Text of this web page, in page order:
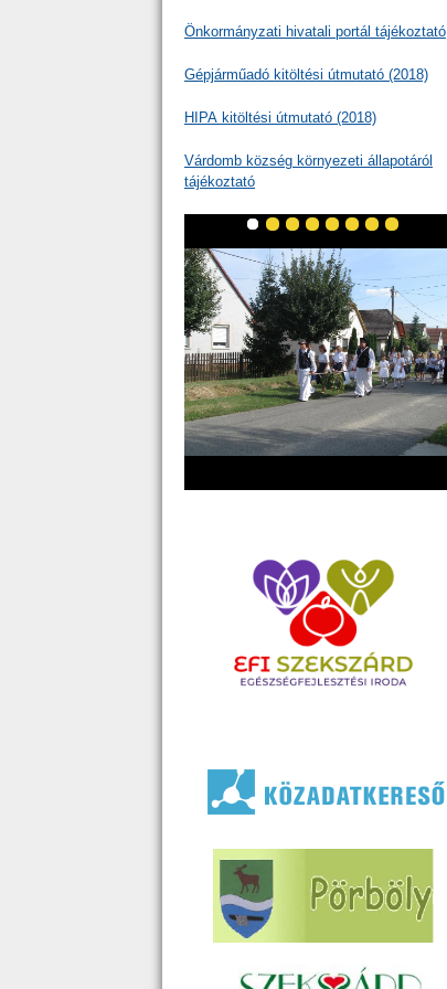
Önkormányzati hivatali portál tájékoztató
Gépjárműadó kitöltési útmutató (2018)
HIPA kitöltési útmutató (2018)
Várdomb község környezeti állapotáról
tájékoztató